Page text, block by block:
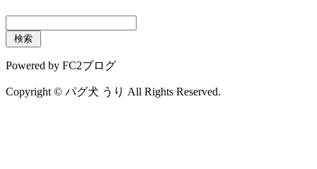
Powered by FC2ブログ
Copyright © パグ犬 うり All Rights Reserved.